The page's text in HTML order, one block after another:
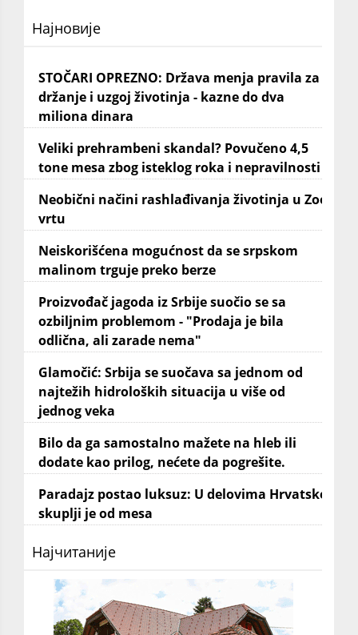
Најновије
STOČARI OPREZNO: Država menja pravila za
držanje i uzgoj životinja - kazne do dva
miliona dinara
Veliki prehrambeni skandal? Povučeno 4,5
tone mesa zbog isteklog roka i nepravilnosti
Neobični načini rashlađivanja životinja u Zoo
vrtu
Neiskorišćena mogućnost da se srpskom
malinom trguje preko berze
Proizvođač jagoda iz Srbije suočio se sa
ozbiljnim problemom - "Prodaja je bila
odlična, ali zarade nema"
Glamočić: Srbija se suočava sa jednom od
najtežih hidroloških situacija u više od
jednog veka
Bilo da ga samostalno mažete na hleb ili
dodate kao prilog, nećete da pogrešite.
Paradajz postao luksuz: U delovima Hrvatske
skuplji je od mesa
Најчитаније